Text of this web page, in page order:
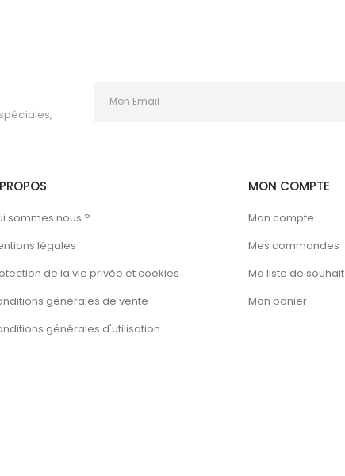
sommes nous ?
légales
de la vie privée et cookies
générales de vente
générales d'utilisation
MON COMPTE
Mon compte
Mes commandes
Ma liste de souhait
Mon panier